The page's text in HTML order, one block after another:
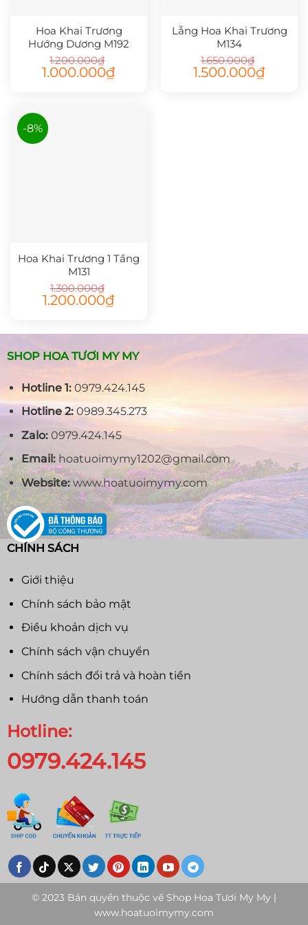
Hoa Khai Trương
Hướng Dương M192
1.200.000₫
Giá
gốc
1.000.000₫Giá
Lẵng Hoa Khai Trương
M134
1.650.000₫
Giá
gốc
1.500.000₫Giá
-8%
Hoa Khai Trương 1 Tầng
M131
1.300.000₫
Giá
gốc
1.200.000₫Giá
1.200.000₫.
SHOP HOA TƯƠI MY MY
Hotline 1:0979.424.145
Hotline 2:0989.345.273
Zalo:0979.424.145
Email:hoatuoimymy1202@gmail.com
Website:www.hoatuoimymy.com
CHÍNH SÁCH
Giới thiệu
Chính sách bảo mật
Điều khoản dịch vụ
Chính sách vận chuyển
Chính sách đổi trả và hoàn tiền
Hướng dẫn thanh toán
Hotline:
0979.424.145
© 2023 Bản quyền thuộc về Shop Hoa Tươi My My |
www.hoatuoimymy.com